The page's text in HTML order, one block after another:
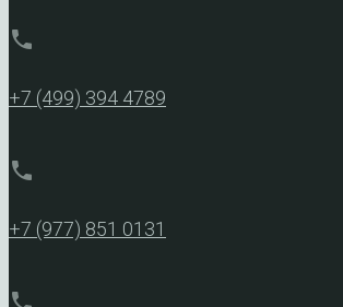
phone
+7 (499) 394 4789
phone
+7 (977) 851 0131
phone